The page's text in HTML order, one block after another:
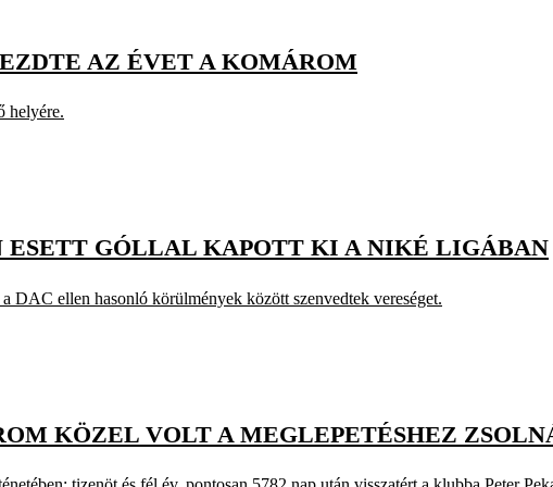
AZ ÉVET A KOMÁROM
helyére.
ESETT GÓLLAL KAPOTT KI A NIKÉ LIGÁBAN
DAC ellen hasonló körülmények között szenvedtek vereséget.
KÖZEL VOLT A MEGLEPETÉSHEZ